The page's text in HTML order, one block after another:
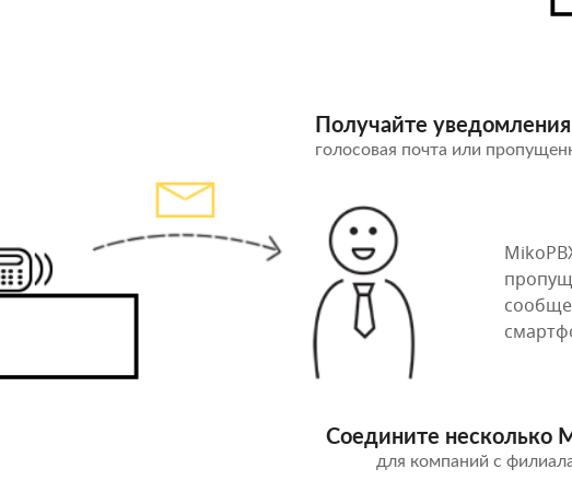
Получайте уведомления
голосовая почта или
Соедините несколько
для компаний с